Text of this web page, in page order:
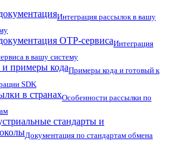
Интеграция рассылок в вашу
OTP-сервисаИнтеграция
в вашу систему
и примеры кодаПримеры кода и готовый к
SDK
в странахОсобенности рассылки по
стандарты и
Документация по стандартам обмена